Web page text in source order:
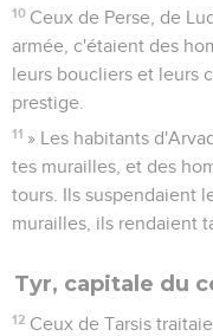
10 Ceux de Perse, de
armée, c'étaient des
leurs boucliers et leurs
prestige.
11 » Les habitants
tes murailles, et des
tours. Ils suspendaient
murailles, ils rendaient
Tyr, capitale du
12 Ceux de Tarsis